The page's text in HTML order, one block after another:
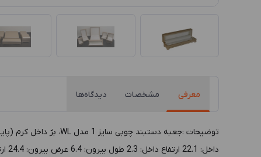
معرفی مشخصات دیدگاه‌ها
داخل: 22.1 ارتفاع داخل: 2.3 طول بيرون: 6.4 عرض بيرون: 24.4 ارتفاع بيرون: 5.6 رنگ داخل: کرم رنگ بيرون: بژ پوشش داخل: پارچه جاسمین پوشش بيرون: چوب MDF رنگی جنس بدنه: چوب